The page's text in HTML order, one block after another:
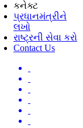
કનેક્ટ
પ્રધાનમંત્રીને
લખો
રાષ્ટ્રની સેવા કરો
Contact Us